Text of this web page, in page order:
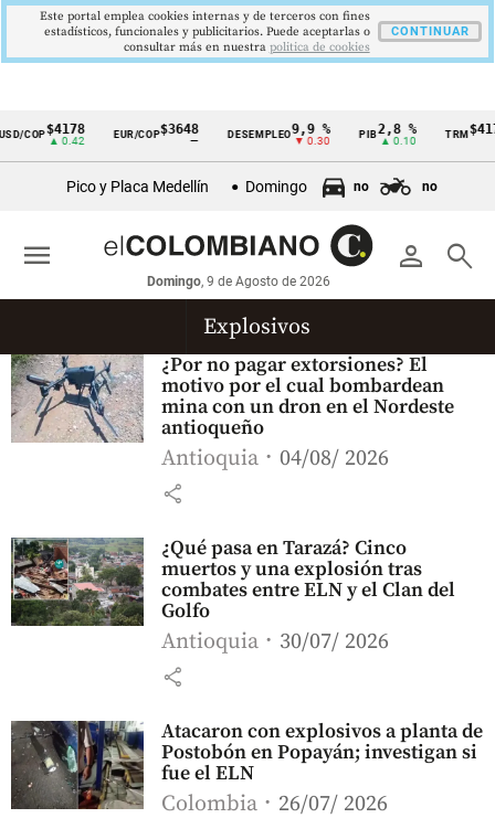
Cintillo
económicos
Colombia
COP$4178
▲ 0.42
EUR/COP$3648
—
DESEMPLEO9,9 %
▼ 0.30
PIB 2,8 %
▲ 0.10
TRM
Pico y Placa Medellín Domingo no no
person search
Domingo, 9 de Agosto de 2026
menu
Explosivos
¿Por no pagar extorsiones? El
motivo por el cual bombardean
mina con un dron en el Nordeste
antioqueño
Antioquia 04/08/ 2026
share
¿Qué pasa en Tarazá? Cinco
muertos y una explosión tras
combates entre ELN y el Clan del
Golfo
Antioquia 30/07/ 2026
share
Atacaron con explosivos a planta de
Postobón en Popayán; investigan si
fue el ELN
Colombia 26/07/ 2026
Este portal emplea cookies internas y de terceros con fines
estadísticos, funcionales y publicitarios. Puede aceptarlas o
consultar más en nuestra politica de cookies
CONTINUAR